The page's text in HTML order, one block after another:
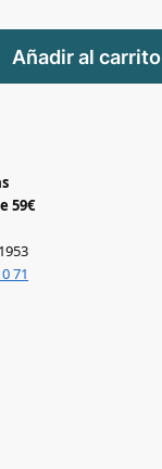
Añadir al carrito
59€
71